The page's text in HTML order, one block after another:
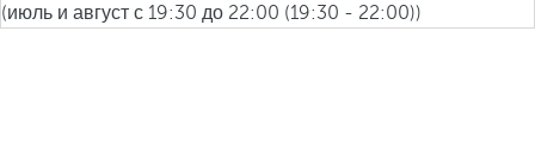
(июль и август с 19:30 до 22:00 (19:30 - 22:00))